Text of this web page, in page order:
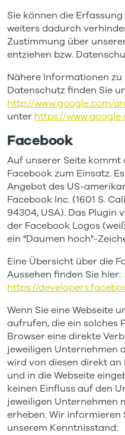
Sie können die
weiters dadurch
Zustimmung über
entziehen bzw.
Nähere Informationen
Datenschutz finden Sie
http://www.google.com/
unter https://
Facebook
Auf unserer Seite
Facebook zum Einsatz.
Angebot des US-
Facebook Inc. (1601 S.
94304, USA). Das Plugin
der Facebook Logos
ein "Daumen hoch"-
Eine Übersicht über die
Aussehen finden Sie hier:
https://
Wenn Sie eine Webseite
aufrufen, die ein solches
Browser eine direkte
jeweiligen Unternehmen
wird von diesen direkt
und in die Webseite
keinen Einfluss auf den
jeweiligen Unternehmen
erheben. Wir informieren
unserem Kenntnisstand: